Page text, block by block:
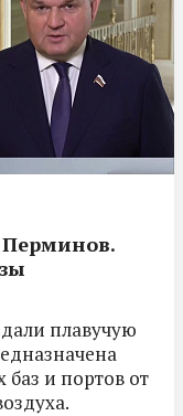
Перминов.
плавучую
и портов от